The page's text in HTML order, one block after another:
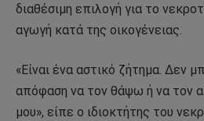
διαθέσιμη επιλογή για το
αγωγή κατά της οικογένειας.
«Είναι ένα αστικό ζήτημα. Δεν
απόφαση να τον θάψω ή να τον
μου», είπε ο ιδιοκτήτης του